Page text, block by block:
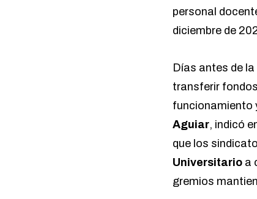
personal
diciembre de
Días antes de
transferir
funcionamiento
Aguiar, indicó
que los
Universitario a
gremios